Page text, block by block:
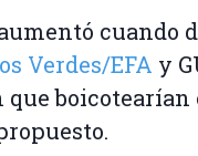
cuando
Verdes/EFA y
boicotearían